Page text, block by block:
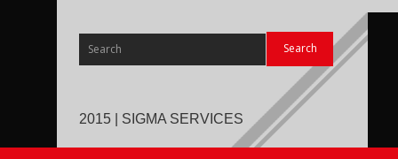
2015 | SIGMA SERVICES